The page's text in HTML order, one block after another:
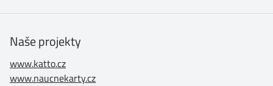
Naše projekty
www.katto.cz
www.naucnekarty.cz